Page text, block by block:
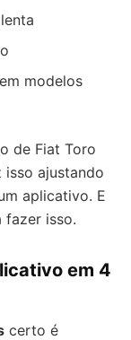
modelos
de Fiat Toro
isso ajustando
aplicativo. E
fazer isso.
em 4
certo é